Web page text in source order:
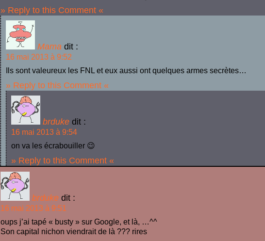
» Reply to this Comment «
Mama dit :
16 mai 2013 à 9:52
Ils sont valeureux les FNL et eux aussi ont quelques armes secrètes…
» Reply to this Comment «
brduke dit :
16 mai 2013 à 9:54
on va les écrabouiller 😉
» Reply to this Comment «
brduke dit :
16 mai 2013 à 9:51
oups j’ai tapé « busty » sur Google, et là, …^^
Son capital nichon viendrait de là ??? rires